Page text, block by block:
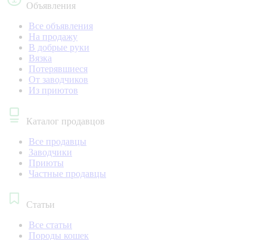
Объявления
Все объявления
На продажу
В добрые руки
Вязка
Потерявшиеся
От заводчиков
Из приютов
Каталог продавцов
Все продавцы
Заводчики
Приюты
Частные продавцы
Статьи
Все статьи
Породы кошек